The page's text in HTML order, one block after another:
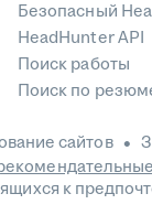
Безопасный
HeadHunter API
Поиск работы
Поиск по
сайтов
к